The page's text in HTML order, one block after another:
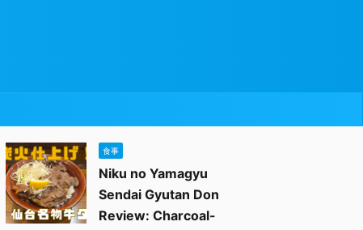
食事
Niku no Yamagyu
Sendai Gyutan Don
Review: Charcoal-